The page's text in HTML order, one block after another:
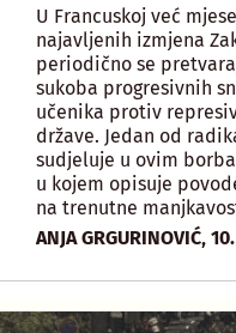
U Francuskoj već
najavljenih izmjena
periodično se
sukoba progresivnih
učenika protiv
države. Jedan od
sudjeluje u ovim
u kojem opisuje
na trenutne
ANJA GRGURINOVIĆ,